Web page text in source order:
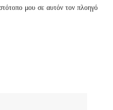
μου σε αυτόν τον πλοηγό